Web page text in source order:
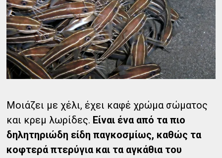
Μοιάζει με χέλι, έχει καφέ χρώμα σώματος
και κρεμ λωρίδες. Είναι ένα από τα πιο
δηλητηριώδη είδη παγκοσμίως, καθώς τα
κοφτερά πτερύγια και τα αγκάθια του